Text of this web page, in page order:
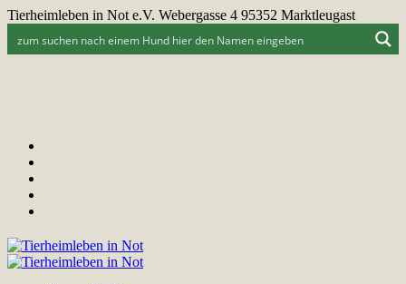
Tierheimleben in Not e.V. Webergasse 4 95352 Marktleugast